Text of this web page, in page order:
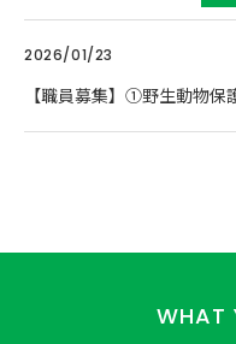
2026/01/23
【職員募集】①野生動物
WHAT